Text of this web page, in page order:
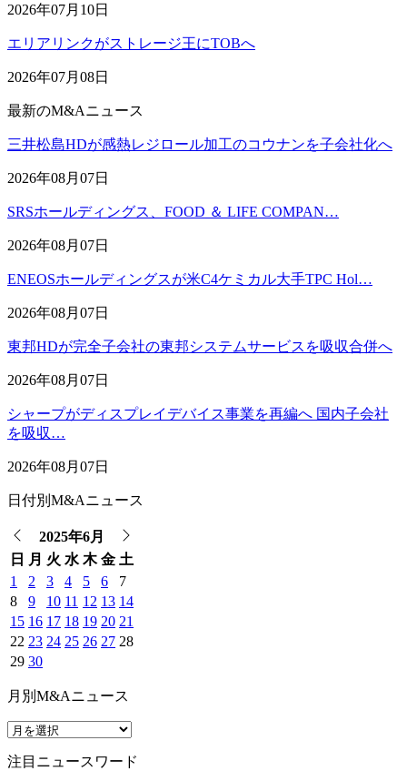
2026年07月10日
エリアリンクがストレージ王にTOBへ
2026年07月08日
最新のM&Aニュース
三井松島HDが感熱レジロール加工のコウナンを子会社化へ
2026年08月07日
SRSホールディングス、FOOD ＆ LIFE COMPAN…
2026年08月07日
ENEOSホールディングスが米C4ケミカル大手TPC Hol…
2026年08月07日
東邦HDが完全子会社の東邦システムサービスを吸収合併へ
2026年08月07日
シャープがディスプレイデバイス事業を再編へ 国内子会社
を吸収…
2026年08月07日
日付別M&Aニュース
2025年6月
日
月 火 水 木 金 土
1
2 3 4 5 6
7
8
9 10 11 12 13 14
15 16 17 18 19 20 21
22 23 24 25 26 27 28
29 30
月別M&Aニュース
注目ニュースワード